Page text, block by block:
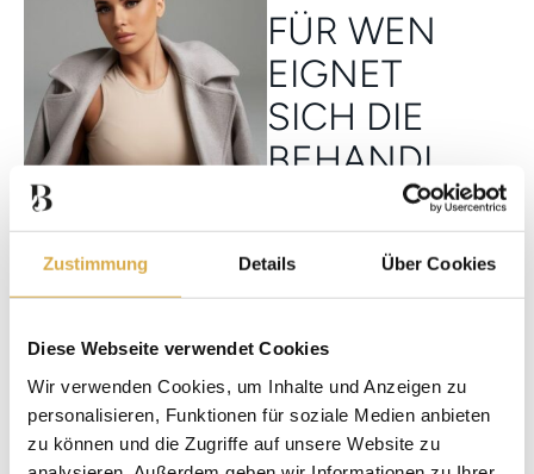
Zustimmung Details Über Cookies
Diese Webseite verwendet Cookies
Wir verwenden Cookies, um Inhalte und Anzeigen zu
personalisieren, Funktionen für soziale Medien anbieten
zu können und die Zugriffe auf unsere Website zu
FÜR WEN
EIGNET
SICH DIE
BEHANDL
Patienten nach
Gewichtsabnahme mit
verbliebenen
diätresistenten
Problemzonen